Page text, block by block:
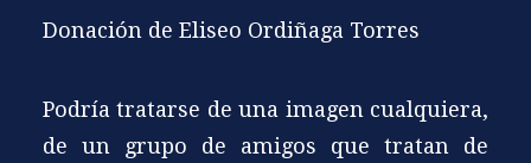
Donación de Eliseo Ordiñaga Torres
Podría tratarse de una imagen cualquiera,
de un grupo de amigos que tratan de